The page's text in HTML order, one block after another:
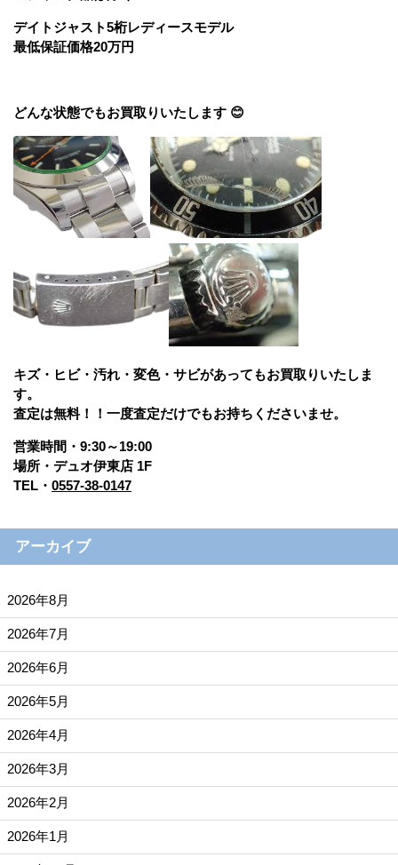
デイトジャスト5桁レディースモデル
最低保証価格20万円
どんな状態でもお買取りいたします 😊
キズ・ヒビ・汚れ・変色・サビがあってもお買取りいたしま
す。
査定は無料！！一度査定だけでもお持ちくださいませ。
営業時間・9:30～19:00
場所・デュオ伊東店 1F
TEL・ 0557-38-0147
アーカイブ
2026年8月
2026年7月
2026年6月
2026年5月
2026年4月
2026年3月
2026年2月
2026年1月